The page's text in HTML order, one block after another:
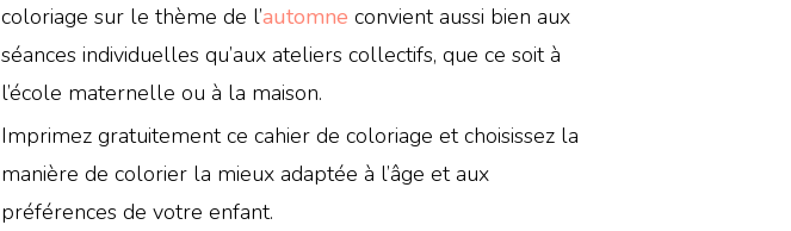
coloriage sur le thème de l’automne convient aussi bien aux
séances individuelles qu’aux ateliers collectifs, que ce soit à
l’école maternelle ou à la maison.
Imprimez gratuitement ce cahier de coloriage et choisissez la
manière de colorier la mieux adaptée à l’âge et aux
préférences de votre enfant.